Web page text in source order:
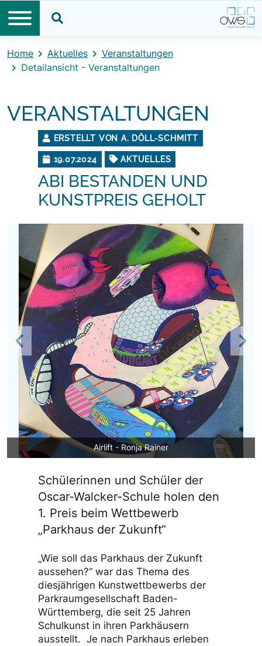
Home Aktuelles
Veranstaltungen
Detailansicht - Veranstaltungen
VERANSTALTUNGEN
ERSTELLT VON A. DÖLL-SCHMITT
19.07.2024 AKTUELLES
ABI BESTANDEN UND
KUNSTPREIS GEHOLT
Airlift - Ronja Rainer
Previous
Schülerinnen und Schüler der
Oscar-Walcker-Schule holen den
1. Preis beim Wettbewerb
„Parkhaus der Zukunft“
„Wie soll das Parkhaus der Zukunft
aussehen?“ war das Thema des
diesjährigen Kunstwettbewerbs der
Parkraumgesellschaft Baden-
Württemberg, die seit 25 Jahren
Schulkunst in ihren Parkhäusern
ausstellt. Je nach Parkhaus erleben